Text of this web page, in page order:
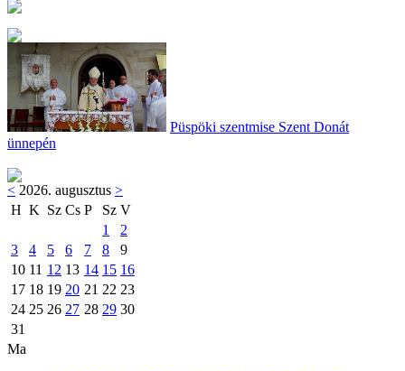
Püspöki szentmise Szent Donát
ünnepén
< 2026. augusztus >
H K Sz Cs P Sz V
1
2
3
4 5 6 7 8
9
10 11 12 13 14 15 16
17 18 19 20 21 22 23
24 25 26 27 28 29 30
31
Ma